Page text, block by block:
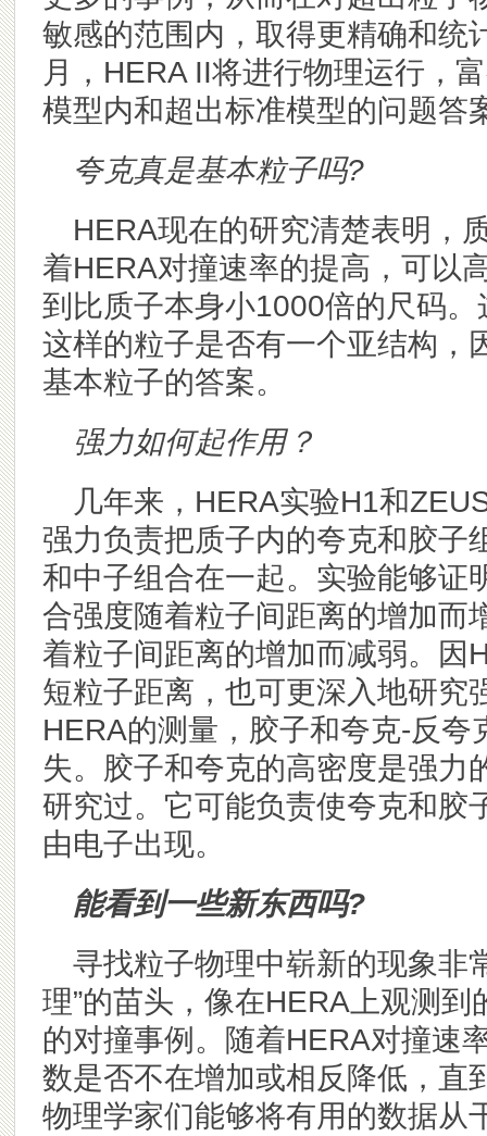
敏感的范围内，取得更精确和统
月，HERA II将进行物理运行，
模型内和超出标准模型的问题答
夸克真是基本粒子吗?
HERA现在的研究清楚表明，
着HERA对撞速率的提高，可以
到比质子本身小1000倍的尺码
这样的粒子是否有一个亚结构，
基本粒子的答案。
强力如何起作用？
几年来，HERA实验H1和
强力负责把质子内的夸克和胶子
和中子组合在一起。实验能够证
合强度随着粒子间距离的增加而
着粒子间距离的增加而减弱。因
短粒子距离，也可更深入地研究
HERA的测量，胶子和夸克-反
失。胶子和夸克的高密度是强力
研究过。它可能负责使夸克和胶
由电子出现。
能看到一些新东西吗?
寻找粒子物理中崭新的现象非
理”的苗头，像在HERA上观测
的对撞事例。随着HERA对撞速
数是否不在增加或相反降低，直
物理学家们能够将有用的数据从